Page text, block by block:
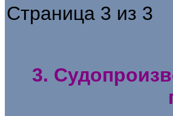
Страница 3 из 3
3.